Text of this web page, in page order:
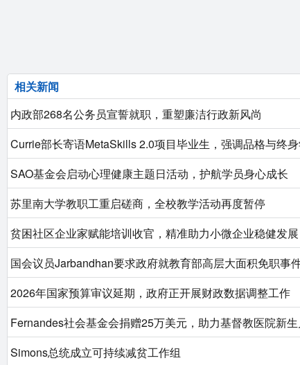
相关新闻
内政部268名公务员宣誓就职，重塑廉洁行政新风尚
Currie部长寄语MetaSkills 2.0项目毕业生，强调品格与终
SAO基金会启动心理健康主题日活动，护航学员身心成长
苏里南大学教职工重启磋商，全校教学活动再度暂停
贫困社区企业家赋能培训收官，精准助力小微企业稳健发展
国会议员Jarbandhan要求政府就教育部高层大面积免职事
2026年国家预算审议延期，政府正开展财政数据调整工作
Fernandes社会基金会捐赠25万美元，助力基督教医院新
Simons总统成立可持续减贫工作组